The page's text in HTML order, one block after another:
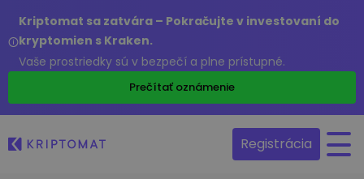
Kriptomat sa zatvára – Pokračujte v investovaní do
kryptomien s Kraken.
Vaše prostriedky sú v bezpečí a plne prístupné.
Prečítať oznámenie
Registrácia